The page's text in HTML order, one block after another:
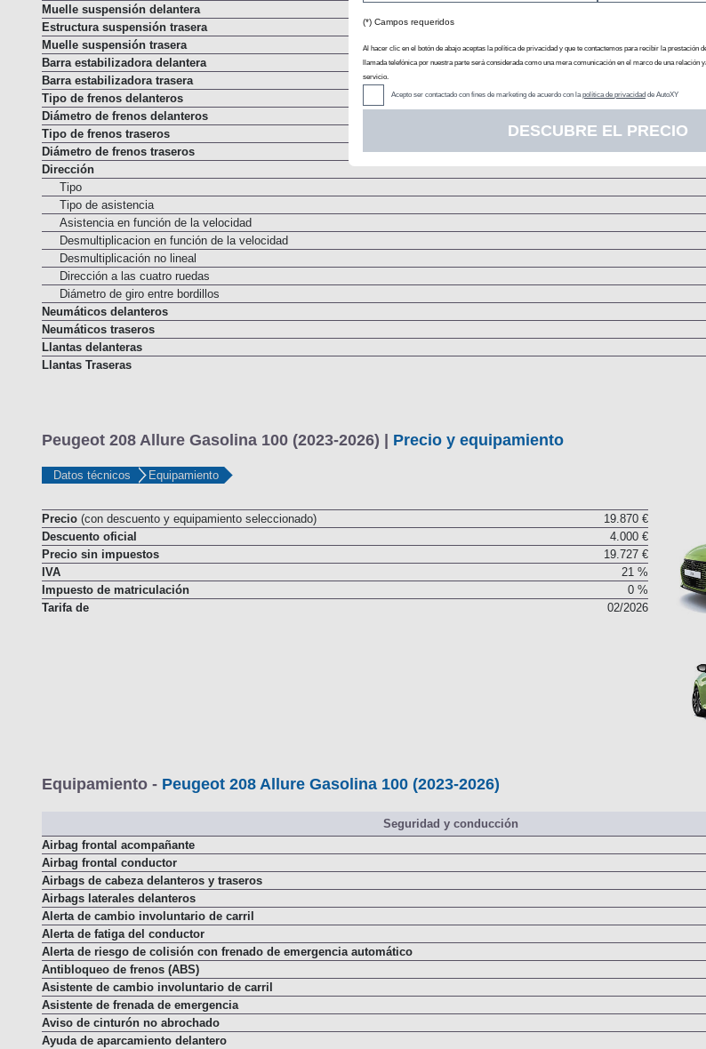
(*) Campos requeridos
Al hacer clic en el botón de abajo aceptas la política de privacidad y que te contactemos para recibir la prestación
llamada telefónica por nuestra parte será considerada como una mera comunicación en el marco de una relación
servicio.
Acepto ser contactado con fines de marketing de acuerdo con la política de privacidad de AutoXY
DESCUBRE EL PRECIO
Muelle suspensión delantera
Estructura suspensión trasera
Muelle suspensión trasera
Barra estabilizadora delantera
Barra estabilizadora trasera
Tipo de frenos delanteros
Diámetro de frenos delanteros
Tipo de frenos traseros
Diámetro de frenos traseros
Dirección
Tipo
Tipo de asistencia
Asistencia en función de la velocidad
Desmultiplicacion en función de la velocidad
Desmultiplicación no lineal
Dirección a las cuatro ruedas
Diámetro de giro entre bordillos
Neumáticos delanteros
Neumáticos traseros
Llantas delanteras
Llantas Traseras
Peugeot 208 Allure Gasolina 100 (2023-2026) | Precio y equipamiento
Datos técnicos Equipamiento
Precio (con descuento y equipamiento seleccionado)
19.870 €
Descuento oficial
4.000 €
Precio sin impuestos
19.727 €
IVA
21 %
Impuesto de matriculación
0 %
Tarifa de
02/2026
Equipamiento - Peugeot 208 Allure Gasolina 100 (2023-2026)
Seguridad y conducción
Airbag frontal acompañante
Airbag frontal conductor
Airbags de cabeza delanteros y traseros
Airbags laterales delanteros
Alerta de cambio involuntario de carril
Alerta de fatiga del conductor
Alerta de riesgo de colisión con frenado de emergencia automático
Antibloqueo de frenos (ABS)
Asistente de cambio involuntario de carril
Asistente de frenada de emergencia
Aviso de cinturón no abrochado
Ayuda de aparcamiento delantero